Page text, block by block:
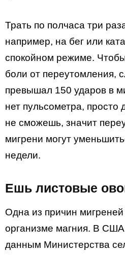
Трать по полчаса три
например, на бег или
спокойном режиме.
боли от переутомления,
превышал 150 ударов в
нет пульсометра,
не сможешь, значит
мигрени могут
недели.
Ешь листовые
Одна из причин
организме магния. В
данным Министерства